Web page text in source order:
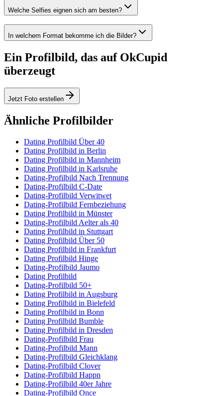
Welche Selfies eignen sich am besten?
In welchem Format bekomme ich die Bilder?
Ein Profilbild, das auf OkCupid
überzeugt
Jetzt Foto erstellen
Ähnliche Profilbilder
Dating Profilbild Über 40
Dating Profilbild in Berlin
Dating Profilbild in Mannheim
Dating Profilbild in Karlsruhe
Dating-Profilbild Nach Trennung
Dating-Profilbild C-Date
Dating-Profilbild Verwitwet
Dating-Profilbild Fernbeziehung
Dating Profilbild in Münster
Dating-Profilbild Aelter als 40
Dating Profilbild in Stuttgart
Dating Profilbild Über 50
Dating Profilbild in Frankfurt
Dating Profilbild Hinge
Dating-Profilbild Jaumo
Dating Profilbild
Dating-Profilbild 50+
Dating Profilbild in Augsburg
Dating Profilbild in Bielefeld
Dating Profilbild in Bonn
Dating Profilbild Bumble
Dating Profilbild in Dresden
Dating-Profilbild Frau
Dating-Profilbild Mann
Dating-Profilbild Gleichklang
Dating-Profilbild Clover
Dating-Profilbild Happn
Dating-Profilbild 40er Jahre
Dating-Profilbild Once